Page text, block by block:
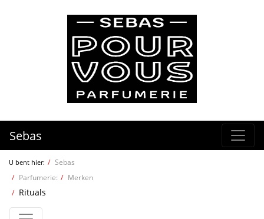
Sebas
U bent hier:
Sebas
Parfumerie:
Merken
Rituals